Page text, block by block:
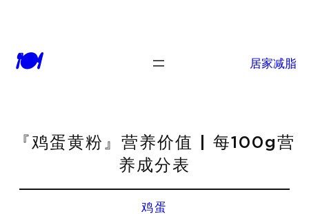
🍽 居家减脂
『鸡蛋黄粉』营养价值 | 每100g营
养成分表
鸡蛋